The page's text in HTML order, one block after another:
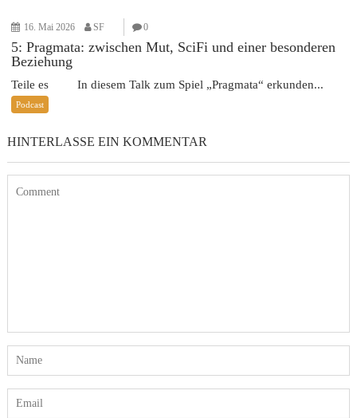
16. Mai 2026 SF 0
5: Pragmata: zwischen Mut, SciFi und einer besonderen
Beziehung
Teile es In diesem Talk zum Spiel „Pragmata“ erkunden...
Podcast
HINTERLASSE EIN KOMMENTAR